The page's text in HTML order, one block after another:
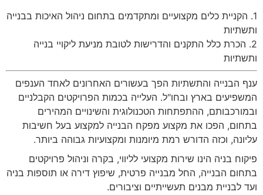
1. הקניית כלים מקצועיים ומתקדמים בתחום ניהול האיכות בבנייה
ותשתיות
2. הכרת כלל התקנים והדרישות לטובת מניעת ליקויי בנייה
ותשתיות
ענף הבנייה והתשתיות הפך בעשורים האחרונים לאחד הענפים
המשפיעים בארץ ובחו"ל. העלייה בכמות הפרויקטים הקבלניים
ובמורכבותם, ההתפתחות הטכנולוגית והשינויים המהירים
בתחום, הפכו את מקצוע מפקח הבנייה למקצוע בעל חשיבות
עליונה, וכזה הדורש רמת מיומנות ומקצועיות גבוהה ביותר.
פיקוח בניה הינו שירות מקצועי לליווי, בקרה וניהול פרויקטים
בתחום הבנייה, החל מבנייה פרטית, שיפוץ דירה או תוספות בניה
ועד לבניית מבנים תעשייתיים וציבורים.